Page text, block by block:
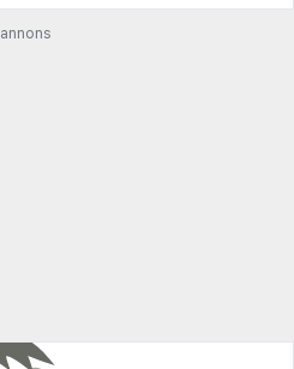
annons